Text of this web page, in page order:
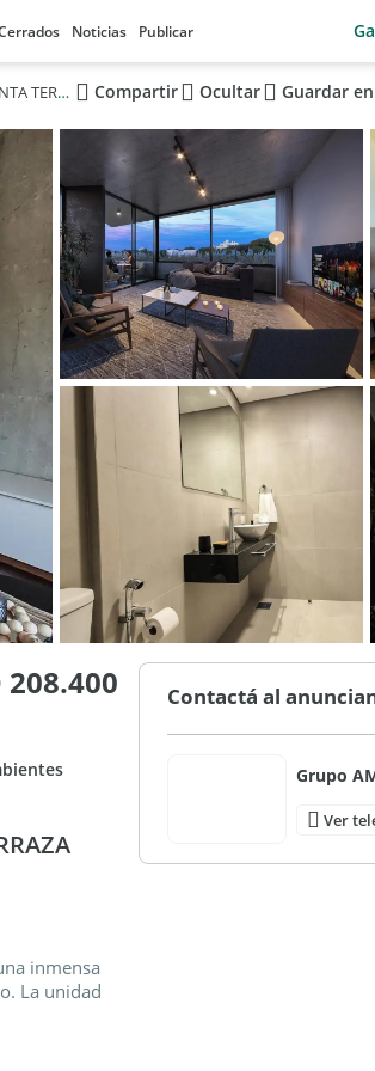
Noticias Publicar
DEPARTAMENTO PREMIUM DE UN DORMITORIO VENTA TERRAZA EXCLUSIVA ASUNCION PARAGUAY Compartir Ocultar Guardar
208.400
inmensa
La unidad
Contactá al
Grupo
Ver